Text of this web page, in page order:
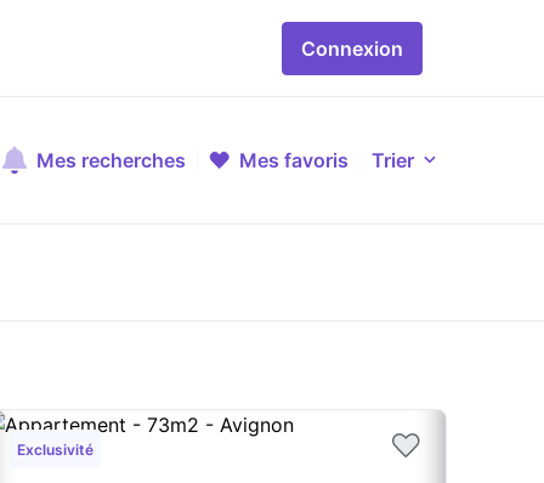
Connexion
Mes recherches Mes favoris Trier
Exclusivité